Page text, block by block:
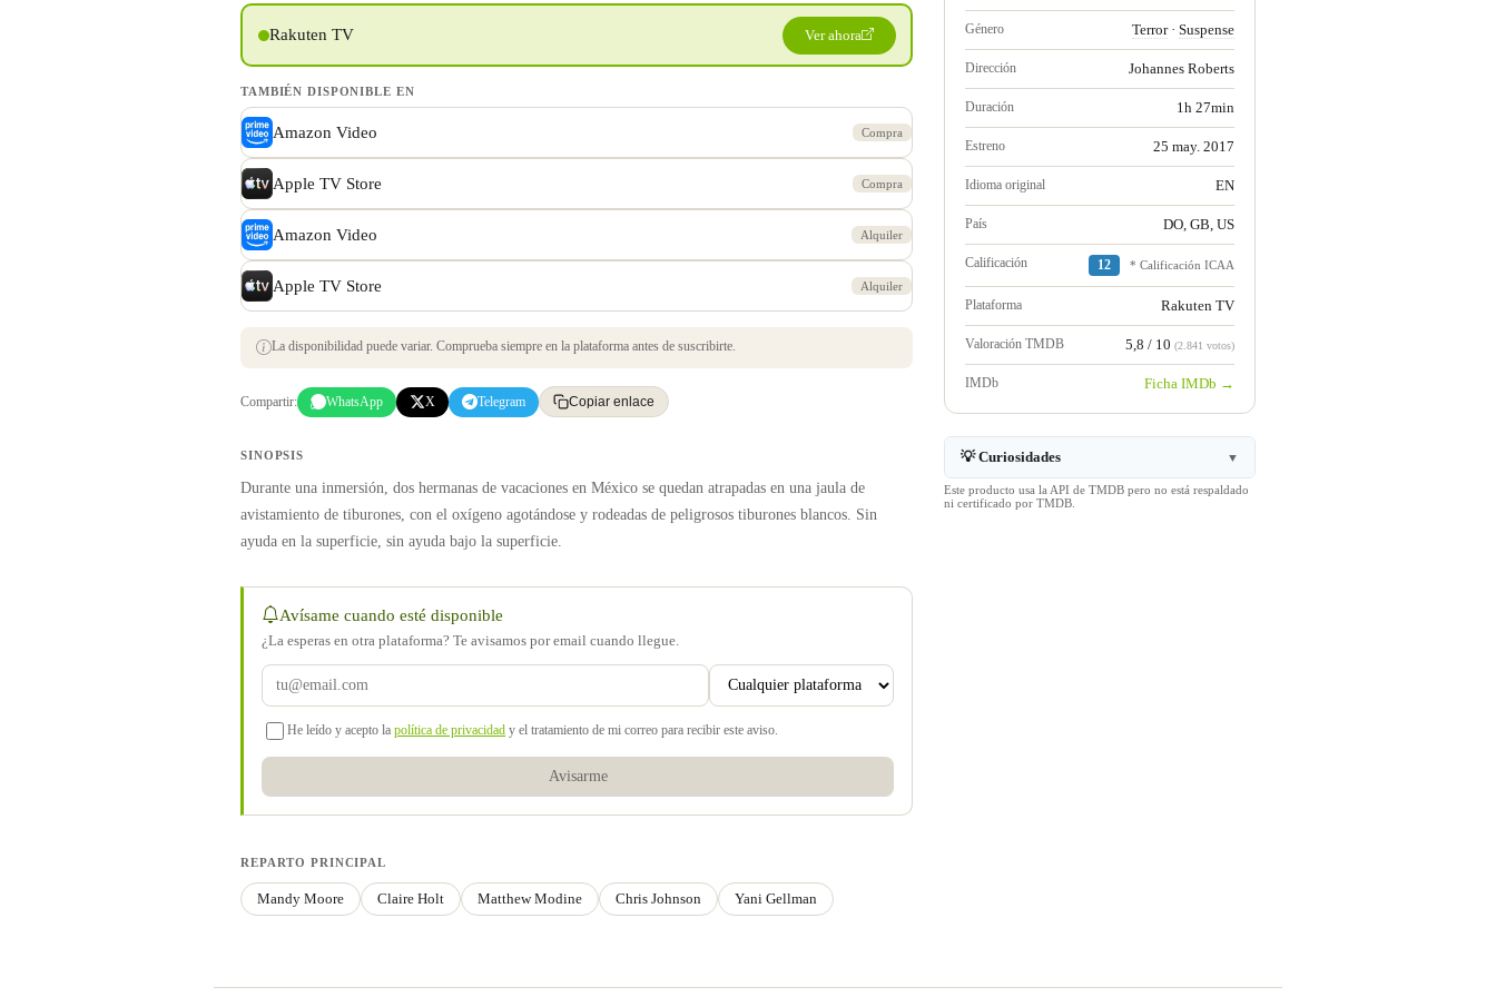
Rakuten TV Ver ahora
TAMBIÉN DISPONIBLE EN
Amazon Video Compra
Apple TV Store Compra
Amazon Video Alquiler
Apple TV Store Alquiler
La disponibilidad puede variar. Comprueba siempre en la plataforma antes de suscribirte.
Compartir: WhatsApp X Telegram Copiar enlace
SINOPSIS
Durante una inmersión, dos hermanas de vacaciones en México se quedan atrapadas en una jaula de
avistamiento de tiburones, con el oxígeno agotándose y rodeadas de peligrosos tiburones blancos. Sin
ayuda en la superficie, sin ayuda bajo la superficie.
Avísame cuando esté disponible
¿La esperas en otra plataforma? Te avisamos por email cuando llegue.
He leído y acepto la política de privacidad y el tratamiento de mi correo para recibir este aviso.
Avisarme
REPARTO PRINCIPAL
Mandy Moore Claire Holt Matthew Modine Chris Johnson Yani Gellman
Género Terror · Suspense
Dirección Johannes Roberts
Duración 1h 27min
Estreno 25 may. 2017
Idioma original EN
País DO, GB, US
Calificación 12 * Calificación ICAA
Plataforma Rakuten TV
Valoración TMDB 5,8 / 10 (2.841 votos)
IMDb Ficha IMDb →
💡 Curiosidades ▼
Este producto usa la API de TMDB pero no está respaldado
ni certificado por TMDB.